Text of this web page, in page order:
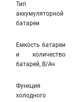
Тип
аккумуляторной
батареи
Емкость батареи
и количество
батарей, В/Ач
Функция
холодного